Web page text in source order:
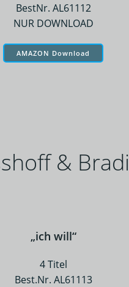
BestNr. AL61112
NUR DOWNLOAD
AMAZON Download
& Bradi
„ich will“
4 Titel
Best.Nr. AL61113